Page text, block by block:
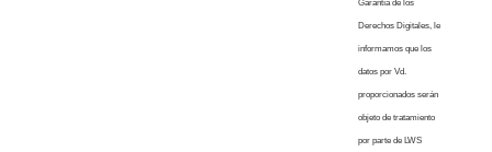
Garantía de los
Derechos Digitales, le
informamos que los
datos por Vd.
proporcionados serán
objeto de tratamiento
por parte de LWS